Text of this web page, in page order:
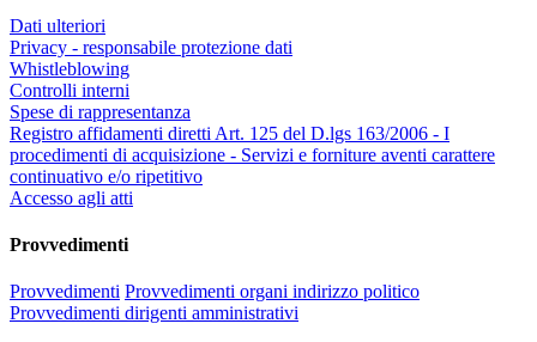
Dati ulteriori
Privacy - responsabile protezione dati
Whistleblowing
Controlli interni
Spese di rappresentanza
Registro affidamenti diretti Art. 125 del D.lgs 163/2006 - I
procedimenti di acquisizione - Servizi e forniture aventi carattere
continuativo e/o ripetitivo
Accesso agli atti
Provvedimenti
Provvedimenti Provvedimenti organi indirizzo politico
Provvedimenti dirigenti amministrativi